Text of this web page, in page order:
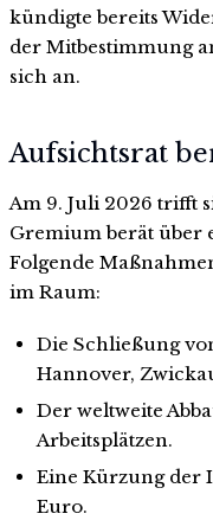
kündigte bereits
der Mitbestimmung
sich an.
Aufsichtsrat
Am 9. Juli 2026 trifft
Gremium berät über
Folgende
im Raum:
Die Schließung
Hannover,
Der weltweite
Arbeitsplätzen.
Eine Kürzung der
Euro.